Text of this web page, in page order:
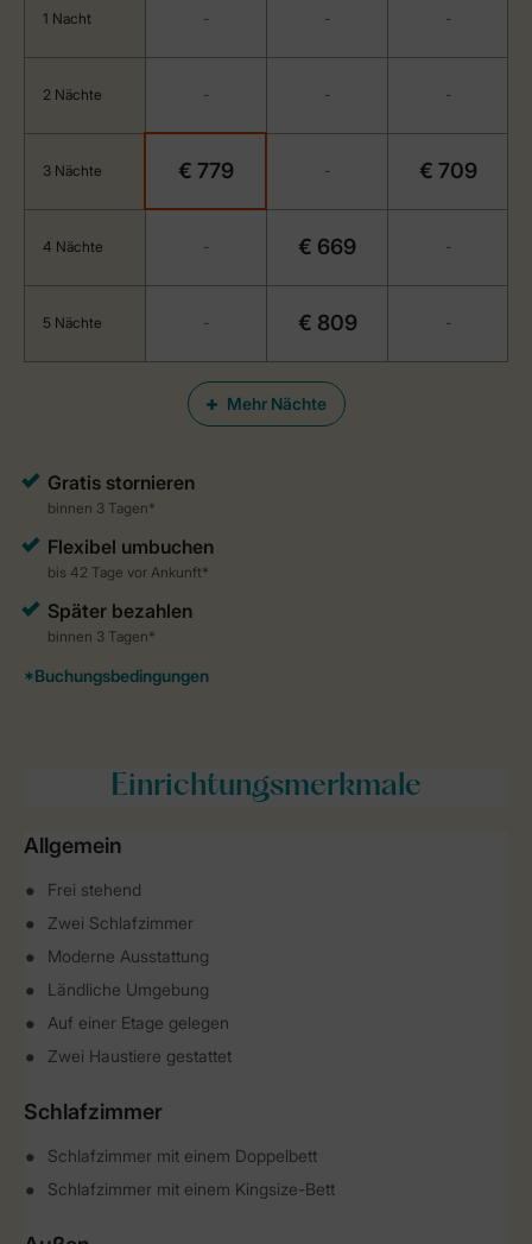
Mehr Nächte
1 Nacht - - -
2 Nächte - - -
3 Nächte € 779 - € 709
4 Nächte - € 669 -
5 Nächte - € 809 -
Einrichtungsmerkmale
Allgemein
Frei stehend
Zwei Schlafzimmer
Moderne Ausstattung
Ländliche Umgebung
Auf einer Etage gelegen
Zwei Haustiere gestattet
Schlafzimmer
Schlafzimmer mit einem Doppelbett
Schlafzimmer mit einem Kingsize-Bett